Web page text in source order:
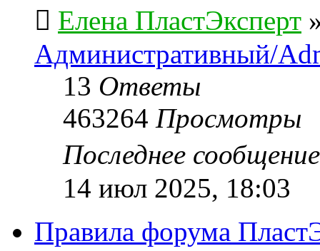
Елена ПластЭксперт
Административный/
13 Ответы
463264 Просмотры
Последнее
14 июл 2025, 18:03
Правила форума